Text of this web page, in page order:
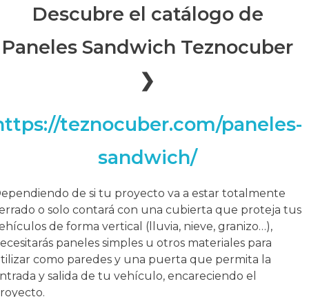
Descubre el catálogo de
Paneles Sandwich Teznocuber
❯
teznocuber.com/paneles-
sandwich/
de si tu proyecto va a estar totalmente
o solo contará con una cubierta que proteja tus
de forma vertical (lluvia, nieve, granizo…),
paneles simples u otros materiales para
como paredes y una puerta que permita la
y salida de tu vehículo, encareciendo el